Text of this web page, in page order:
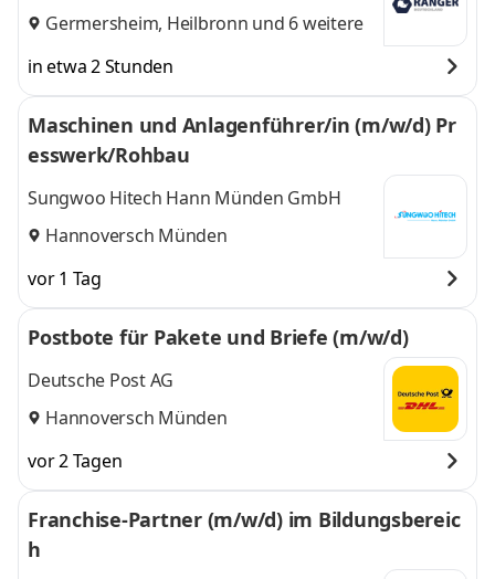
Germersheim, Heilbronn und 6 weitere
in etwa 2 Stunden
Maschinen und Anlagenführer/in (m/w/d) Pr
esswerk/Rohbau
Sungwoo Hitech Hann Münden GmbH
Hannoversch Münden
vor 1 Tag
Postbote für Pakete und Briefe (m/w/d)
Deutsche Post AG
Hannoversch Münden
vor 2 Tagen
Franchise-Partner (m/w/d) im Bildungsbereic
h